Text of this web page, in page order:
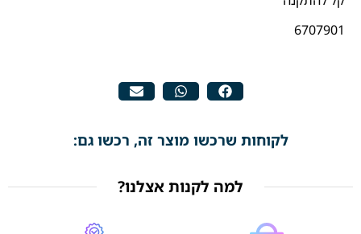
6707901
לקוחות שרכשו מוצר זה, רכשו גם:
למה לקנות אצלנו?